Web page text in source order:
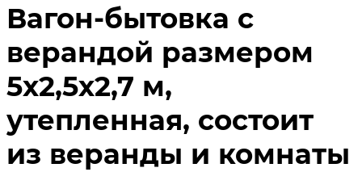
Вагон-бытовка с
верандой размером
5х2,5х2,7 м,
утепленная, состоит
из веранды и комнаты